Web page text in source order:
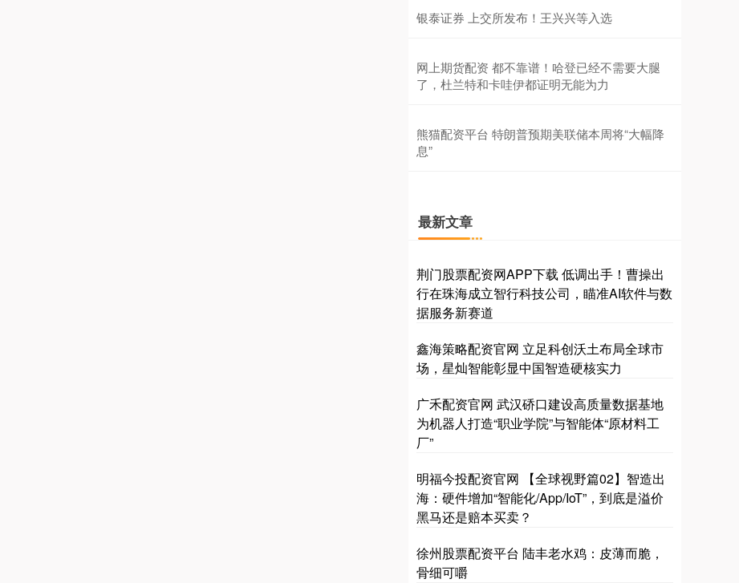
银泰证券 上交所发布！王兴兴等入选
网上期货配资 都不靠谱！哈登已经不需要大腿
了，杜兰特和卡哇伊都证明无能为力
熊猫配资平台 特朗普预期美联储本周将“大幅降
息”
最新文章
荆门股票配资网APP下载 低调出手！曹操出
行在珠海成立智行科技公司，瞄准AI软件与数
据服务新赛道
鑫海策略配资官网 立足科创沃土布局全球市
场，星灿智能彰显中国智造硬核实力
广禾配资官网 武汉硚口建设高质量数据基地
为机器人打造“职业学院”与智能体“原材料工
厂”
明福今投配资官网 【全球视野篇02】智造出
海：硬件增加“智能化/App/IoT”，到底是溢价
黑马还是赔本买卖？
徐州股票配资平台 陆丰老水鸡：皮薄而脆，
骨细可嚼